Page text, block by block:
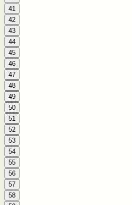
41
42
43
44
45
46
47
48
49
50
51
52
53
54
55
56
57
58